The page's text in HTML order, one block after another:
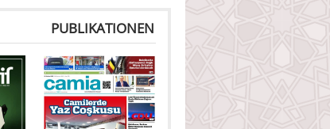
PUBLIKATIONEN